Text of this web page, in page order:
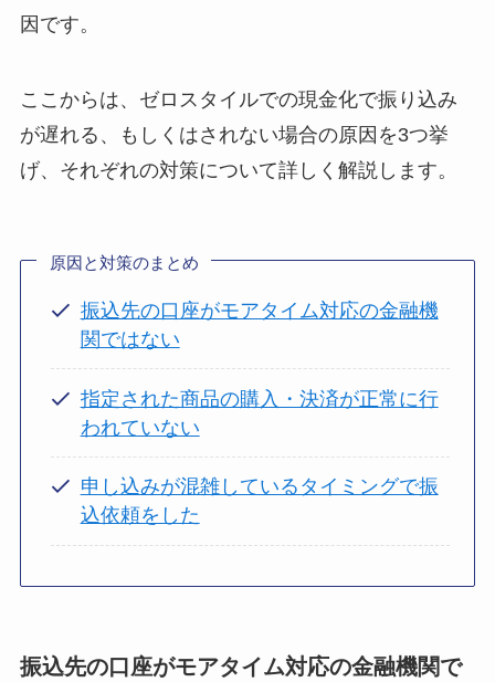
因です。
ここからは、ゼロスタイルでの現金化で振り込み
が遅れる、もしくはされない場合の原因を3つ挙
げ、それぞれの対策について詳しく解説します。
原因と対策のまとめ
振込先の口座がモアタイム対応の金融機
関ではない
指定された商品の購入・決済が正常に行
われていない
申し込みが混雑しているタイミングで振
込依頼をした
振込先の口座がモアタイム対応の金融機関で